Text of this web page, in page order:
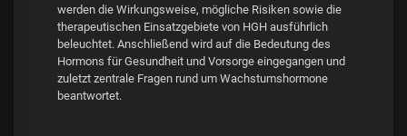
werden die Wirkungsweise, mögliche Risiken sowie die
therapeutischen Einsatzgebiete von HGH ausführlich
beleuchtet. Anschließend wird auf die Bedeutung des
Hormons für Gesundheit und Vorsorge eingegangen und
zuletzt zentrale Fragen rund um Wachstumshormone
beantwortet.